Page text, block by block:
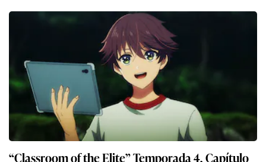
“Classroom of the Elite” Temporada 4, Capítulo